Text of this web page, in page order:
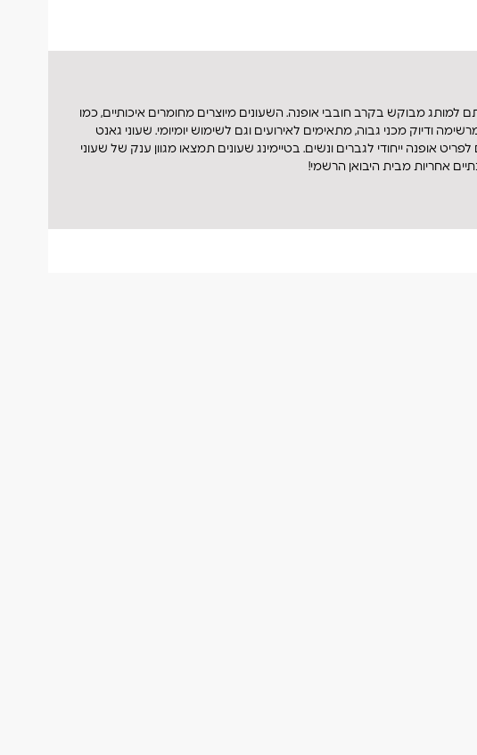
מבוקש בקרב חובבי אופנה. השעונים מיוצרים מחומרים איכותיים, כמו
ודיוק מכני גבוה, מתאימים לאירועים וגם לשימוש יומיומי. שעוני גאנט
אופנה ייחודי לגברים ונשים. בטיימינג שעונים תמצאו מגוון ענק של שעוני
אחריות מבית היבואן הרשמי!